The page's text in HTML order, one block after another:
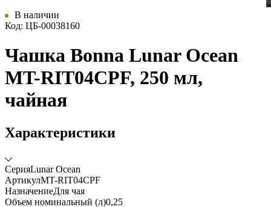
В наличии
Код: ЦБ-00038160
Чашка Bonna Lunar Ocean
MT-RIT04CPF, 250 мл,
чайная
Характеристики
СерияLunar Ocean
АртикулMT-RIT04CPF
НазначениеДля чая
Объем номинальный (л)0,25